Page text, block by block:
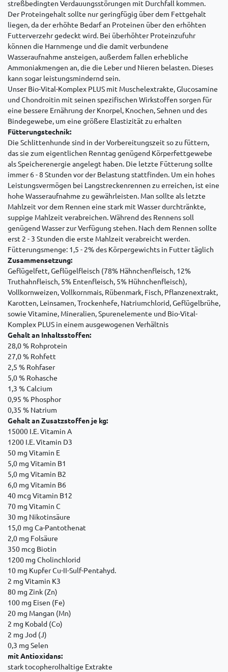
streßbedingten Verdauungsstörungen mit Durchfall kommen.
Der Proteingehalt sollte nur geringfügig über dem Fettgehalt
liegen, da der erhöhte Bedarf an Proteinen über den erhöhten
Futterverzehr gedeckt wird. Bei überhöhter Proteinzufuhr
können die Harnmenge und die damit verbundene
Wasseraufnahme ansteigen, außerdem fallen erhebliche
Ammoniakmengen an, die die Leber und Nieren belasten. Dieses
kann sogar leistungsmindernd sein.
Unser Bio-Vital-Komplex PLUS mit Muschelextrakte, Glucosamine
und Chondroitin mit seinen spezifischen Wirkstoffen sorgen für
eine bessere Ernährung der Knorpel, Knochen, Sehnen und des
Bindegewebe, um eine größere Elastizität zu erhalten
Fütterungstechnik:
Die Schlittenhunde sind in der Vorbereitungszeit so zu füttern,
das sie zum eigentlichen Renntag genügend Körperfettgewebe
als Speicherenergie angelegt haben. Die letzte Fütterung sollte
immer 6 - 8 Stunden vor der Belastung stattfinden. Um ein hohes
Leistungsvermögen bei Langstreckenrennen zu erreichen, ist eine
hohe Wasseraufnahme zu gewährleisten. Man sollte als letzte
Mahlzeit vor dem Rennen eine stark mit Wasser durchtränkte,
suppige Mahlzeit verabreichen. Während des Rennens soll
genügend Wasser zur Verfügung stehen. Nach dem Rennen sollte
erst 2 - 3 Stunden die erste Mahlzeit verabreicht werden.
Fütterungsmenge: 1,5 - 2% des Körpergewichts in Futter täglich
Zusammensetzung:
Geflügelfett, Geflügelfleisch (78% Hähnchenfleisch, 12%
Truthahnfleisch, 5% Entenfleisch, 5% Hühnchenfleisch),
Vollkornweizen, Vollkornmais, Rübenmark, Fisch, Pflanzenextrakt,
Karotten, Leinsamen, Trockenhefe, Natriumchlorid, Geflügelbrühe,
sowie Vitamine, Mineralien, Spurenelemente und Bio-Vital-
Komplex PLUS in einem ausgewogenen Verhältnis
Gehalt an Inhaltsstoffen:
28,0 % Rohprotein
27,0 % Rohfett
2,5 % Rohfaser
5,0 % Rohasche
1,3 % Calcium
0,95 % Phosphor
0,35 % Natrium
Gehalt an Zusatzstoffen je kg:
15000 I.E. Vitamin A
1200 I.E. Vitamin D3
50 mg Vitamin E
5,0 mg Vitamin B1
5,0 mg Vitamin B2
6,0 mg Vitamin B6
40 mcg Vitamin B12
70 mg Vitamin C
30 mg Nikotinsäure
15,0 mg Ca-Pantothenat
2,0 mg Folsäure
350 mcg Biotin
1200 mg Cholinchlorid
10 mg Kupfer Cu-II-Sulf-Pentahyd.
2 mg Vitamin K3
80 mg Zink (Zn)
100 mg Eisen (Fe)
20 mg Mangan (Mn)
2 mg Kobald (Co)
2 mg Jod (J)
0,3 mg Selen
mit Antioxidans:
stark tocopherolhaltige Extrakte